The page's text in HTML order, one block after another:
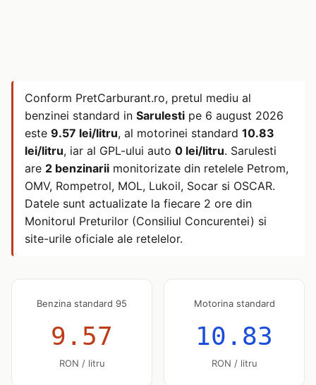
Conform PretCarburant.ro, pretul mediu al
benzinei standard in Sarulesti pe 6 august 2026
este 9.57 lei/litru, al motorinei standard 10.83
lei/litru, iar al GPL-ului auto 0 lei/litru. Sarulesti
are 2 benzinarii monitorizate din retelele Petrom,
OMV, Rompetrol, MOL, Lukoil, Socar si OSCAR.
Datele sunt actualizate la fiecare 2 ore din
Monitorul Preturilor (Consiliul Concurentei) si
site-urile oficiale ale retelelor.
Benzina standard 95
9.57
RON / litru
Motorina standard
10.83
RON / litru